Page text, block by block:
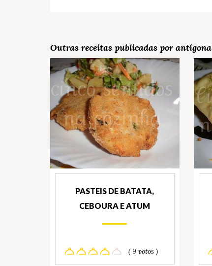
Outras receitas publicadas por antígona
PASTEIS DE BATATA,
CEBOURA E ATUM
( 9 votos )